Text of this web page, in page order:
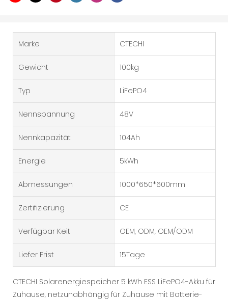
Marke CTECHI
Gewicht 100kg
Typ LiFePO4
Nennspannung 48V
Nennkapazität 104Ah
Energie 5kWh
Abmessungen 1000*650*600mm
Zertifizierung CE
Verfügbar Keit OEM, ODM, OEM/ODM
Liefer Frist 15Tage
CTECHI Solarenergiespeicher 5 kWh ESS LiFePO4-Akku für
Zuhause, netzunabhängig für Zuhause mit Batterie-